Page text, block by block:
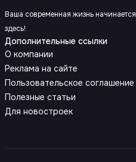
Ваша современная жизнь начинается
здесь!
Дополнительные ссылки
О компании
Реклама на сайте
Пользовательское соглашение
Полезные статьи
Для новостроек